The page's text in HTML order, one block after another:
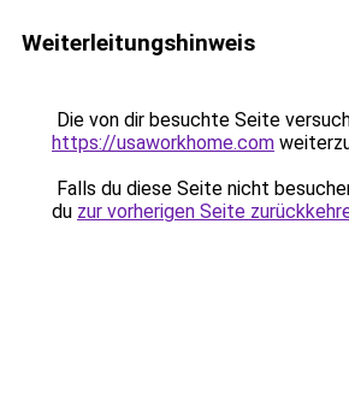
Weiterleitungshinweis
Die von dir besuchte Seite
https://usaworkhome.com
Falls du diese Seite nicht
du zur vorherigen Seite